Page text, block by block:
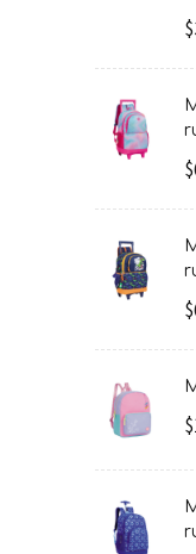
mochila /
mochila/
mochila /